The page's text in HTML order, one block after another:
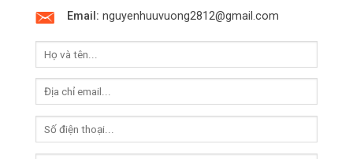
Email: nguyenhuuvuong2812@gmail.com